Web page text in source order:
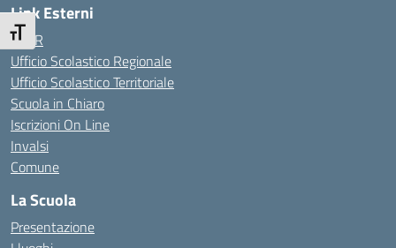
Attiva/disattiva dimensione testo
Link Esterni
MIUR
Ufficio Scolastico Regionale
Ufficio Scolastico Territoriale
Scuola in Chiaro
Iscrizioni On Line
Invalsi
Comune
La Scuola
Presentazione